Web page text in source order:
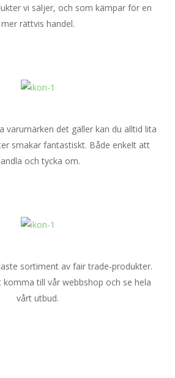
vi säljer, och som kämpar för en
mer rättvis handel.
varumärken det gäller kan du alltid lita
smakar fantastiskt. Både enkelt att
och tycka om.
sortiment av fair trade-produkter.
komma till vår webbshop och se hela
vårt utbud.